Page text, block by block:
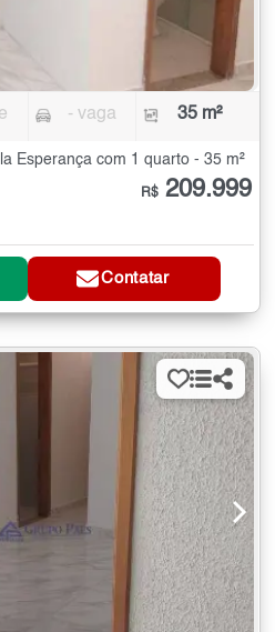
- vaga 35 m²
Esperança com 1 quarto - 35 m²
R$ 209.999
Contatar